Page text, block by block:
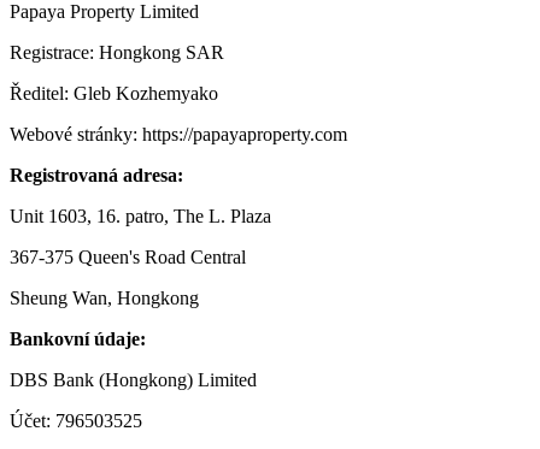
Papaya Property Limited
Registrace: Hongkong SAR
Ředitel: Gleb Kozhemyako
Webové stránky: https://papayaproperty.com
Registrovaná adresa:
Unit 1603, 16. patro, The L. Plaza
367-375 Queen's Road Central
Sheung Wan, Hongkong
Bankovní údaje:
DBS Bank (Hongkong) Limited
Účet: 796503525